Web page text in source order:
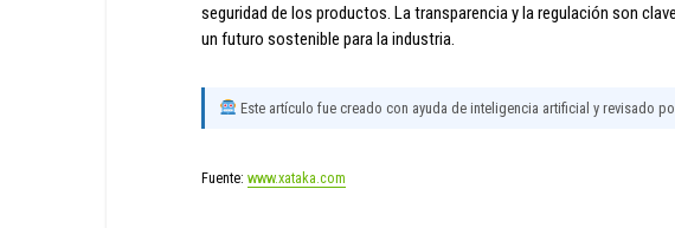
seguridad de los productos. La transparencia y la regulación son
un futuro sostenible para la industria.
Este artículo fue creado con ayuda de inteligencia artificial y revisado
Fuente: www.xataka.com